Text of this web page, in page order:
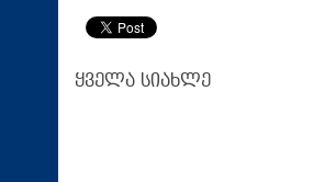
ყველა სიახლე